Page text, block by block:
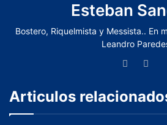
Esteban
Bostero, Riquelmista y Messista.. En
Leandro
Articulos